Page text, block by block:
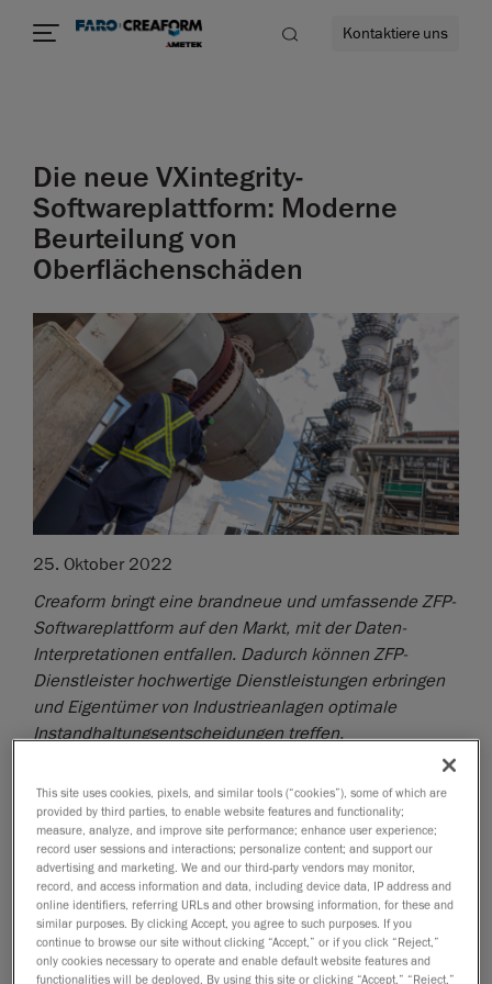
Kontaktiere uns
Die neue VXintegrity-
Softwareplattform: Moderne
Beurteilung von
Oberflächenschäden
25. Oktober 2022
Creaform bringt eine brandneue und umfassende ZFP-
Softwareplattform auf den Markt, mit der Daten-
Interpretationen entfallen. Dadurch können ZFP-
Dienstleister hochwertige Dienstleistungen erbringen
und Eigentümer von Industrieanlagen optimale
Instandhaltungsentscheidungen treffen.
Geschäftseinheit von AMETEK, Inc. und weltweit
führender Anbieter vontragbaren 3D-Messlösungen
und Engineering Services, gibt die Veröffentlichung von
VXintegrity bekannt, der ultimativen 3D-Scanlösung für
die Beurteilung von Oberflächenschäden. Diese neue
Softwareplattform wurde speziell für die
Herausforderungen entwickelt, mit denen Eigentümer
This site uses cookies, pixels, and similar tools (“cookies”), some of which are
provided by third parties, to enable website features and functionality;
measure, analyze, and improve site performance; enhance user experience;
record user sessions and interactions; personalize content; and support our
advertising and marketing. We and our third-party vendors may monitor,
record, and access information and data, including device data, IP address and
online identifiers, referring URLs and other browsing information, for these and
similar purposes. By clicking Accept, you agree to such purposes. If you
continue to browse our site without clicking “Accept,” or if you click “Reject,”
only cookies necessary to operate and enable default website features and
functionalities will be deployed. By using this site or clicking “Accept,” “Reject,”